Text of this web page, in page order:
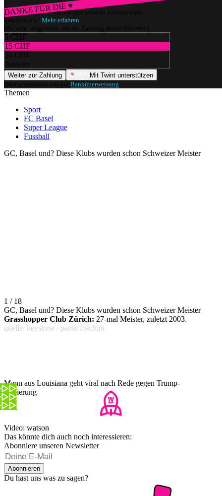
DANKE FÜR DIE ♥
Würdest du gerne watson und unseren Journalismus
unterstützen? Mehr erfahren
(Du wirst umgeleitet, um die Zahlung abzuschliessen.)
5 CHF
15 CHF
25 CHF
Anderer
Weiter zur Zahlung
Mit Twint unterstützen
Oder unterstütze uns per Banküberweisung
Themen
Sport
FC Basel
Super League
Fussball
GC, Basel und? Diese Klubs wurden schon Schweizer Meister
1 / 18
GC, Basel und? Diese Klubs wurden schon Schweizer Meister
Grasshopper Club Zürich: 27-mal Meister, zuletzt 2003.
quelle: keystone / paolo foschini
Mann aus Louisiana geht viral nach Rede gegen Trump-
Regierung
Video: watson
Das könnte dich auch noch interessieren:
Abonniere unseren Newsletter
Abonnieren
Du hast uns was zu sagen?